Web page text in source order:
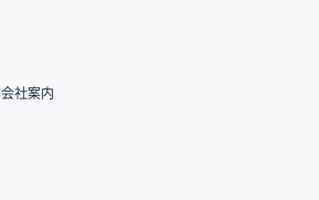
会社案内